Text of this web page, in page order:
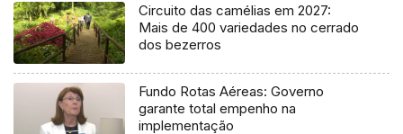
Circuito das camélias em 2027:
Mais de 400 variedades no cerrado
dos bezerros
Fundo Rotas Aéreas: Governo
garante total empenho na
implementação